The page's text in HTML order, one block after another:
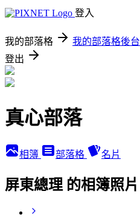
登入
我的部落格 我的部落格後台
登出
真心部落
相簿 部落格 名片
屏東總理 的相簿照片